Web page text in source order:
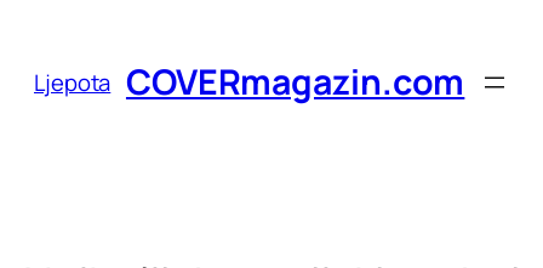
sadržaja
Ljepota COVERmagazin.com